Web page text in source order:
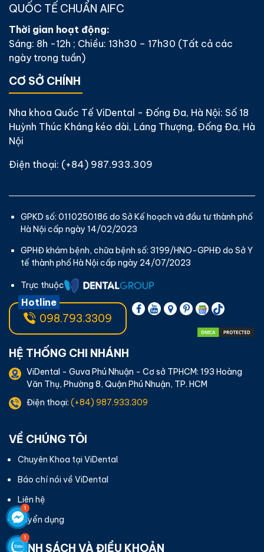
QUỐC TẾ CHUẨN AIFC
Thời gian hoạt động:
Sáng: 8h -12h ; Chiều: 13h30 – 17h30 (Tất cả các
ngày trong tuần)
CƠ SỞ CHÍNH
Nha khoa Quốc Tế ViDental - Đống Đa, Hà Nội: Số 18
Huỳnh Thúc Kháng kéo dài, Láng Thượng, Đống Đa, Hà
Nội
Điện thoại: (+84) 987.933.309
GPKD số: 0110250186 do Sở Kế hoạch và đầu tư thành phố
Hà Nội cấp ngày 14/02/2023
GPHĐ khám bệnh, chữa bệnh số: 3199/HNO-GPHĐ do Sở Y
tế thành phố Hà Nội cấp ngày 24/07/2023
Trực thuộc
Hotline
098.793.3309
HỆ THỐNG CHI NHÁNH
ViDental - Guva Phú Nhuận - Cơ sở TPHCM: 193 Hoàng
Văn Thụ, Phường 8, Quận Phú Nhuận, TP. HCM
Điện thoại: (+84) 987.933.309
VỀ CHÚNG TÔI
Chuyên Khoa tại ViDental
Báo chí nói về ViDental
Liên hệ
Tuyển dụng
CHÍNH SÁCH VÀ ĐIỀU KHOẢN